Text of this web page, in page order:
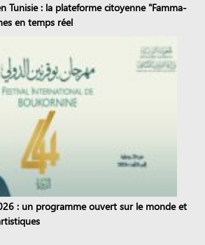
Tunisie : la plateforme citoyenne "Famma-
en temps réel
: un programme ouvert sur le monde et